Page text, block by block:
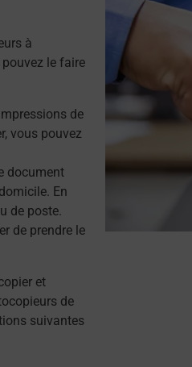
à
pouvez le faire
de
vous pouvez
document
En
de poste.
de prendre le
et
de
suivantes